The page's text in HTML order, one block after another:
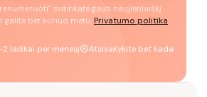
sutinkate gauti naujienlaiškį
galite bet kuriuo metu.Privatumo politika
laiškai per mėnesį Atsisakykite bet kada